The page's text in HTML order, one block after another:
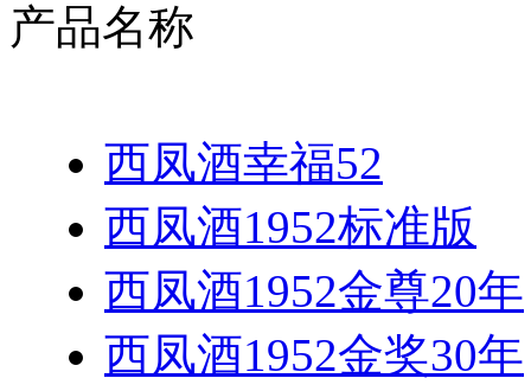
产品名称
西凤酒幸福52
西凤酒1952标准版
西凤酒1952金尊20年
西凤酒1952金奖30年